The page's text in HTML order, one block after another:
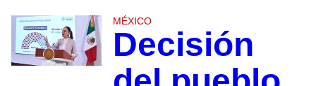
MÉXICO
Decisión